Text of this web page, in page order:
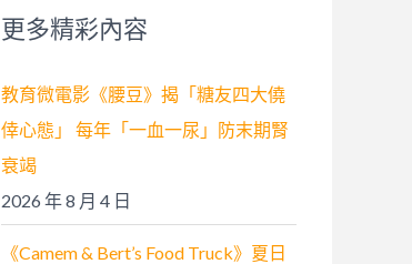
:更多精彩內容
教育微電影《腰豆》揭「糖友四大僥
倖心態」 每年「一血一尿」防末期腎
衰竭
2026 年 8 月 4 日
《Camem & Bert’s Food Truck》夏日